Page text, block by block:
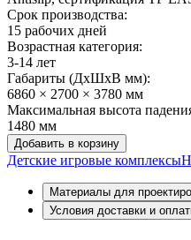
Срок производства:
15 рабочих дней
Возрастная категория:
3-14 лет
Габариты (ДхШxВ мм):
6860 × 2700 × 3780 мм
Максимальная высота
1480 мм
Добавить в корзину
Детские игровые комплексы
Материалы для
Условия доставки и